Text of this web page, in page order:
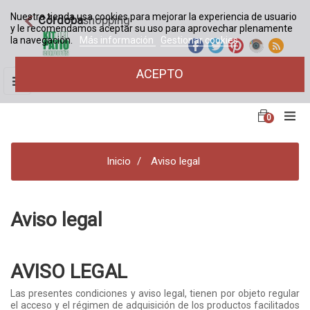
Córdobashopping
Nuestra tienda usa cookies para mejorar la experiencia de usuario
y le recomendamos aceptar su uso para aprovechar plenamente
la navegación.
Más información Gestionar cookies
ACEPTO
Navegación
de
palanca
☰
0
Inicio Aviso legal
Aviso legal
AVISO LEGAL
Las presentes condiciones y aviso legal, tienen por objeto regular
el acceso y el régimen de adquisición de los productos facilitados